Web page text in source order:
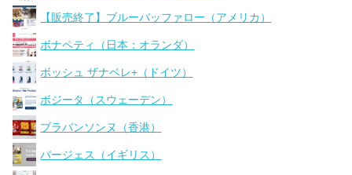
【販売終了】ブルーバッファロー（アメリカ）
ボナペティ（日本：オランダ）
ボッシュ ザナベレ+（ドイツ）
ボジータ（スウェーデン）
ブラバンソンヌ（香港）
バージェス（イギリス）